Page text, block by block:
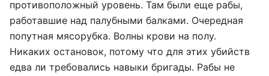
противоположный уровень. Там были еще рабы,
работавшие над палубными балками. Очередная
попутная мясорубка. Волны крови на полу.
Никаких остановок, потому что для этих убийств
едва ли требовались навыки бригады. Рабы не